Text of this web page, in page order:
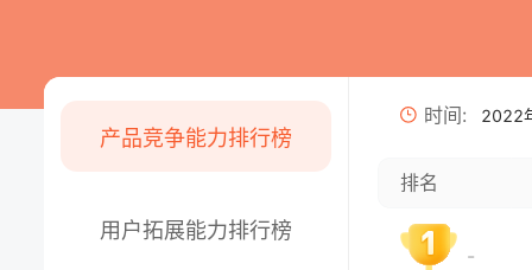
产品竞争能力排行榜
用户拓展能力排行榜
时间: 2022
排名
-